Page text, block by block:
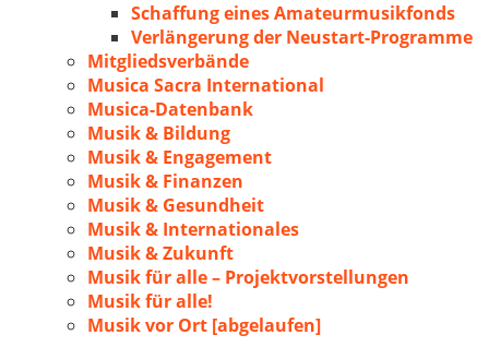
Schaffung eines Amateurmusikfonds
Verlängerung der Neustart-Programme
Mitgliedsverbände
Musica Sacra International
Musica-Datenbank
Musik & Bildung
Musik & Engagement
Musik & Finanzen
Musik & Gesundheit
Musik & Internationales
Musik & Zukunft
Musik für alle – Projektvorstellungen
Musik für alle!
Musik vor Ort [abgelaufen]